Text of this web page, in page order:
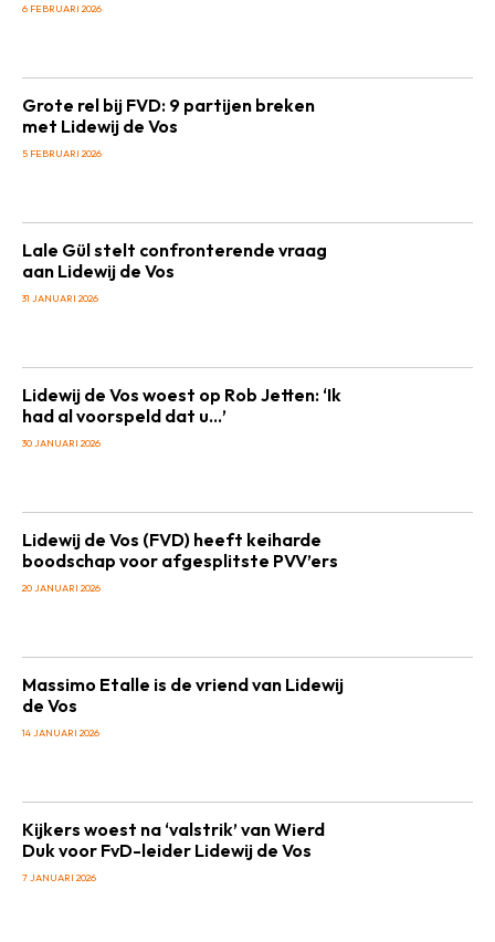
6 FEBRUARI 2026
Grote rel bij FVD: 9 partijen breken
met Lidewij de Vos
5 FEBRUARI 2026
Lale Gül stelt confronterende vraag
aan Lidewij de Vos
31 JANUARI 2026
Lidewij de Vos woest op Rob Jetten: ‘Ik
had al voorspeld dat u…’
30 JANUARI 2026
Lidewij de Vos (FVD) heeft keiharde
boodschap voor afgesplitste PVV’ers
20 JANUARI 2026
Massimo Etalle is de vriend van Lidewij
de Vos
14 JANUARI 2026
Kijkers woest na ‘valstrik’ van Wierd
Duk voor FvD-leider Lidewij de Vos
7 JANUARI 2026